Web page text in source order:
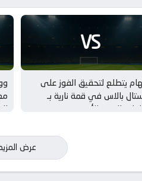
VS
يتطلع لتحقيق الفوز على
بالاس في قمة نارية بـ
الودية للأندية
عرض